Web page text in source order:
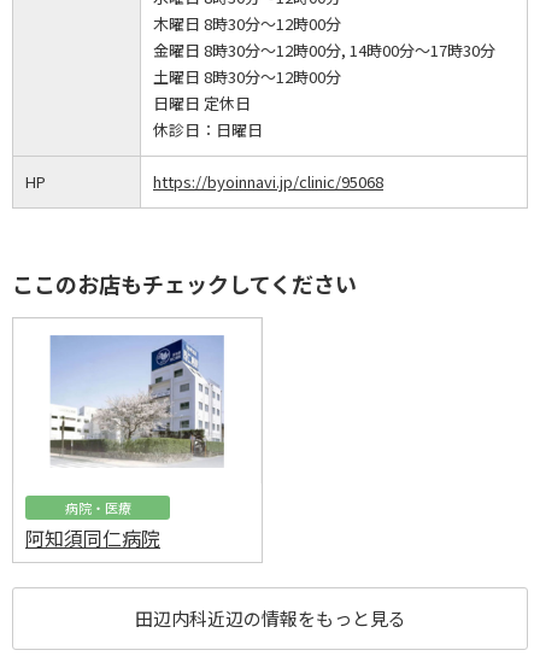
木曜日 8時30分～12時00分
金曜日 8時30分～12時00分, 14時00分～17時30分
土曜日 8時30分～12時00分
日曜日 定休日
休診日： 日曜日
HP https://byoinnavi.jp/clinic/95068
ここのお店もチェックしてください
病院・医療
阿知須同仁病院
田辺内科近辺の情報をもっと見る